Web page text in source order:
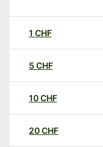
1 CHF
5 CHF
10CHF
20CHF